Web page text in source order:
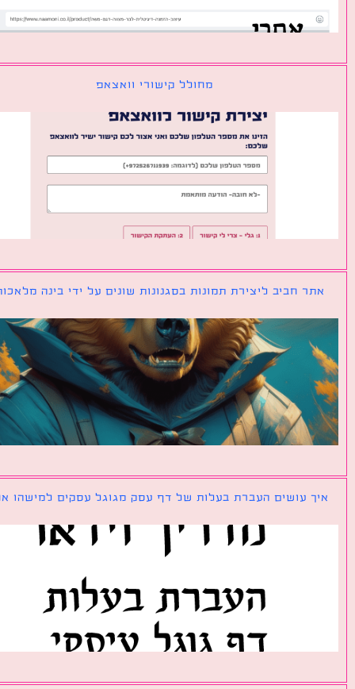
מחולל קישורי וואצאפ
חביב ליצירת תמונות בסגנונות שונים על ידי בינה מלאכותית
עושים העברת בעלות של דף עסק מגוגל עסקים למישהו אחר?